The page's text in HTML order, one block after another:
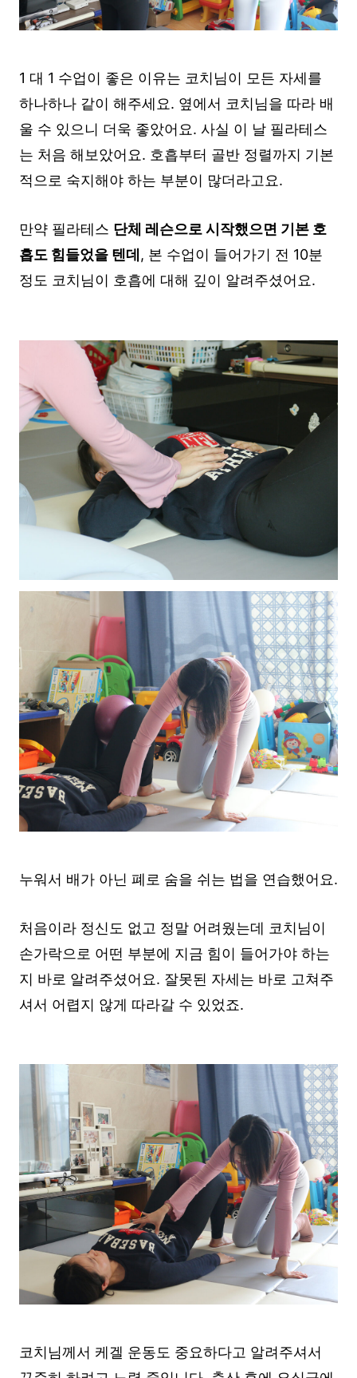
1 대 1 수업이 좋은 이유는 코치님이 모든 자세를
하나하나 같이 해주세요. 옆에서 코치님을 따라 배
울 수 있으니 더욱 좋았어요. 사실 이 날 필라테스
는 처음 해보았어요. 호흡부터 골반 정렬까지 기본
적으로 숙지해야 하는 부분이 많더라고요.
만약 필라테스 단체 레슨으로 시작했으면 기본 호
흡도 힘들었을 텐데, 본 수업이 들어가기 전 10분
정도 코치님이 호흡에 대해 깊이 알려주셨어요.
누워서 배가 아닌 폐로 숨을 쉬는 법을 연습했어요.
처음이라 정신도 없고 정말 어려웠는데 코치님이
손가락으로 어떤 부분에 지금 힘이 들어가야 하는
지 바로 알려주셨어요. 잘못된 자세는 바로 고쳐주
셔서 어렵지 않게 따라갈 수 있었죠.
코치님께서 케겔 운동도 중요하다고 알려주셔서